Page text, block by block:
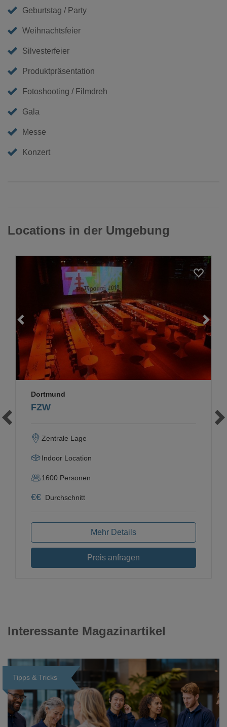
Geburtstag / Party
Weihnachtsfeier
Silvesterfeier
Produktpräsentation
Fotoshooting / Filmdreh
Gala
Messe
Konzert
Locations in der Umgebung
Loading...
FZW
Dortmund
Zentrale Lage
Indoor Location
1600 Personen
€€ Durchschnitt
Mehr Details
Preis anfragen
Interessante Magazinartikel
Tipps & Tricks